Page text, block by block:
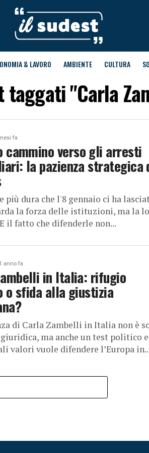
& LAVORO AMBIENTE CULTURA
taggati "Carla
fa
cammino verso gli arresti
la pazienza strategica
più dura che l'8 gennaio ci ha
la forza delle istituzioni, ma la
il fatto che difenderle non...
1 anno fa
in Italia: rifugio
o sfida alla giustizia
di Carla Zambelli in Italia non è
ma anche un test politico
valori vuole difendere l’Europa